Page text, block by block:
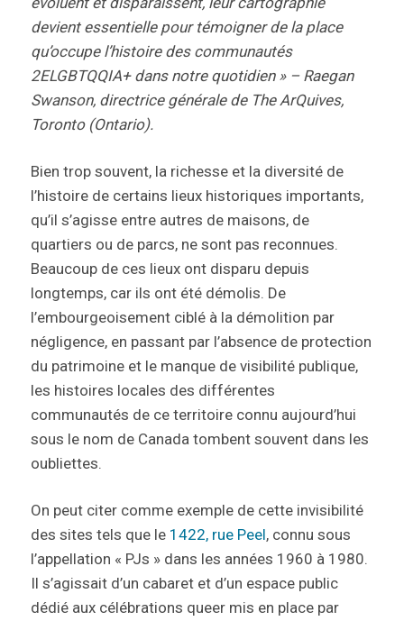
devient essentielle pour témoigner de la place
qu’occupe l’histoire des communautés
2ELGBTQQIA+ dans notre quotidien » – Raegan
Swanson, directrice générale de The ArQuives,
Toronto (Ontario).
Bien trop souvent, la richesse et la diversité de
l’histoire de certains lieux historiques importants,
qu’il s’agisse entre autres de maisons, de
quartiers ou de parcs, ne sont pas reconnues.
Beaucoup de ces lieux ont disparu depuis
longtemps, car ils ont été démolis. De
l’embourgeoisement ciblé à la démolition par
négligence, en passant par l’absence de protection
du patrimoine et le manque de visibilité publique,
les histoires locales des différentes
communautés de ce territoire connu aujourd’hui
sous le nom de Canada tombent souvent dans les
oubliettes.
On peut citer comme exemple de cette invisibilité
des sites tels que le 1422, rue Peel, connu sous
l’appellation « PJs » dans les années 1960 à 1980.
Il s’agissait d’un cabaret et d’un espace public
dédié aux célébrations queer mis en place par